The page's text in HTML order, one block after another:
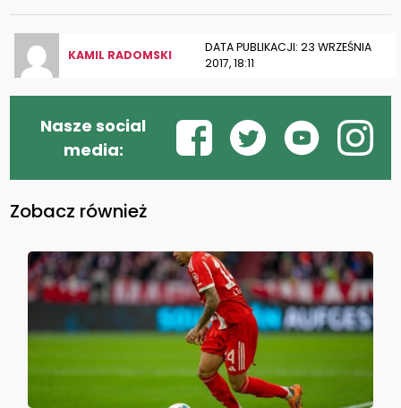
KAMIL RADOMSKI
DATA PUBLIKACJI: 23 WRZEŚNIA
2017, 18:11
Nasze social
media:
Zobacz również